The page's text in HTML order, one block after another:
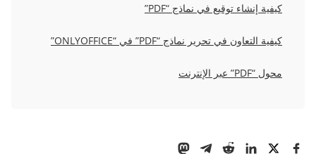
كيفية إنشاء توقيع في نماذج “PDF”
كيفية التعاون في تحرير نماذج “PDF” في “ONLYOFFICE”
محول “PDF” عبر الإنترنت